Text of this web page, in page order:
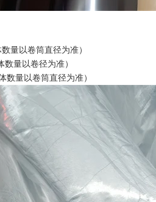
量以卷筒直径为准）
量以卷径为准）
量以卷筒直径为准）